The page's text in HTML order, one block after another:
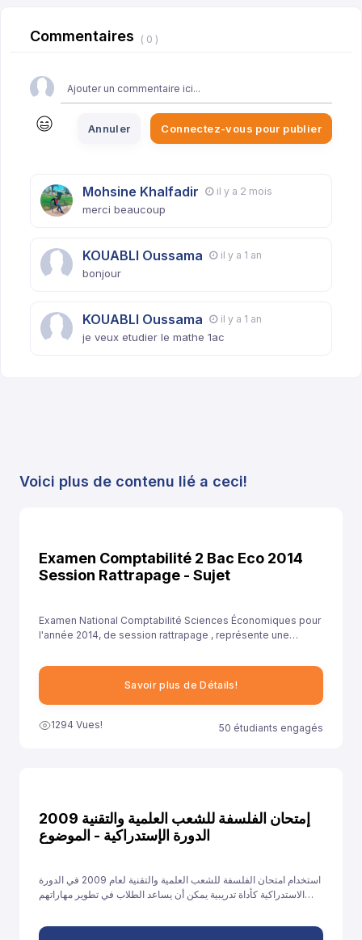
Commentaires ( 0 )
Annuler Connectez-vous pour publier
Mohsine Khalfadir il y a 2 mois
merci beaucoup
KOUABLI Oussama il y a 1 an
bonjour
KOUABLI Oussama il y a 1 an
je veux etudier le mathe 1ac
Voici plus de contenu lié a ceci!
Examen Comptabilité 2 Bac Eco 2014
Session Rattrapage - Sujet
Examen National Comptabilité Sciences Économiques pour
l'année 2014, de session rattrapage , représente une
avec le format de l'examen et les types de questions
attendues. Cela leur permet de se préparer adéquatement
et d'aborder ces questions avec confiance.
Savoir plus de Détails!
1294 Vues! 50 étudiants engagés
إمتحان الفلسفة للشعب العلمية والتقنية 2009
الدورة الإستدراكية - الموضوع
استخدام امتحان الفلسفة للشعب العلمية والتقنية لعام 2009 في الدورة
الاستدراكية كأداة تدريبية يمكن أن يساعد الطلاب في تطوير مهاراتهم